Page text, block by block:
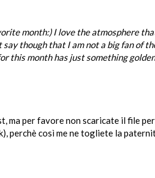
month:) I love the atmosphere
though that I am not a big fan of
this month has just something
ma per favore non scaricate il file
perchè così me ne togliete la